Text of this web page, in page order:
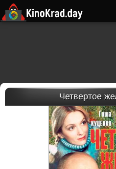
Четвертое